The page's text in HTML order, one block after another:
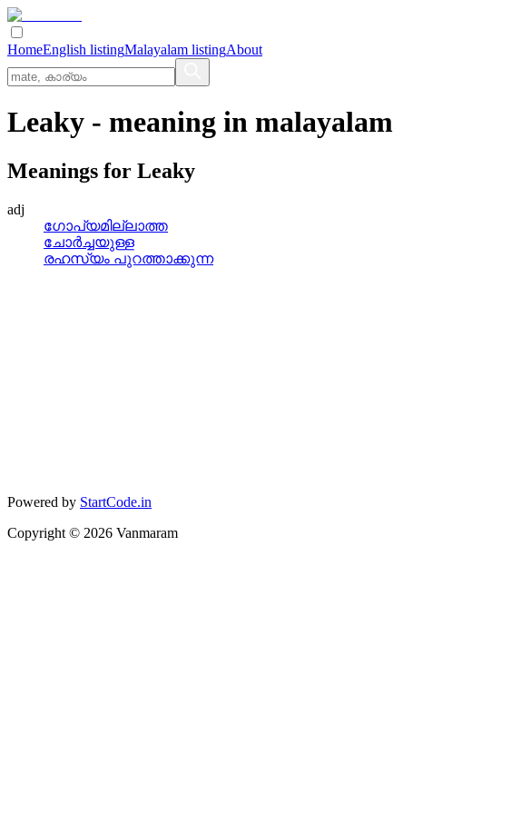
HomeEnglish listingMalayalam listingAbout
Leaky - meaning in malayalam
Meanings for Leaky
adj
ഗോപ്യമില്ലാത്ത
ചോര്‍ച്ചയുള്ള
രഹസ്യം പുറത്താക്കുന്ന
Powered by StartCode.in
Copyright © 2026 Vanmaram